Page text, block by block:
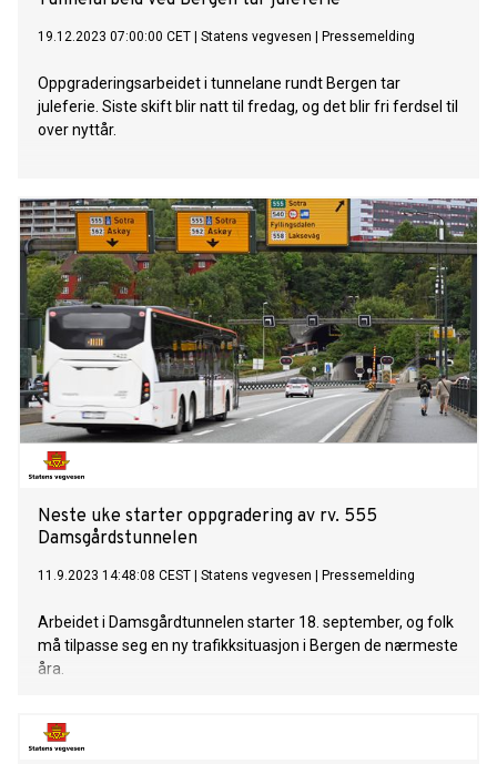
19.12.2023 07:00:00 CET Statens vegvesen Pressemelding
Oppgraderingsarbeidet i tunnelane rundt Bergen tar
juleferie. Siste skift blir natt til fredag, og det blir fri ferdsel til
over nyttår.
Neste uke starter oppgradering av rv. 555
Damsgårdstunnelen
11.9.2023 14:48:08 CEST Statens vegvesen Pressemelding
Arbeidet i Damsgårdtunnelen starter 18. september, og folk
må tilpasse seg en ny trafikksituasjon i Bergen de nærmeste
åra.